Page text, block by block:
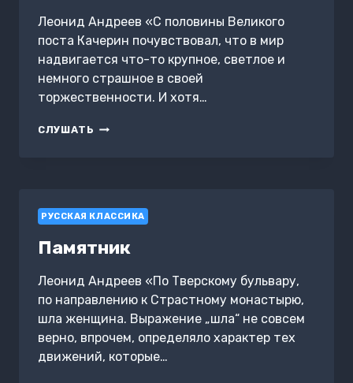
Леонид Андреев «С половины Великого
поста Качерин почувствовал, что в мир
надвигается что-то крупное, светлое и
немного страшное в своей
торжественности. И хотя…
СЛУШАТЬ ПРАЗДНИК
РУССКАЯ КЛАССИКА
Памятник
Леонид Андреев «По Тверскому бульвару,
по направлению к Страстному монастырю,
шла женщина. Выражение „шла“ не совсем
верно, впрочем, определяло характер тех
движений, которые…